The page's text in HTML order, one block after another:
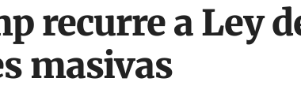
recurre a Ley
masivas